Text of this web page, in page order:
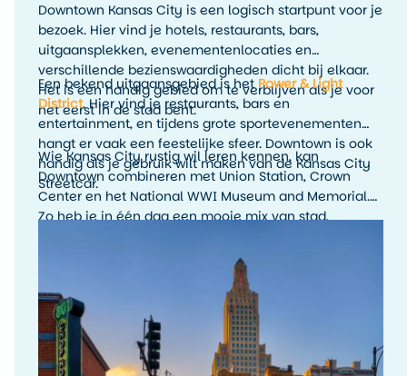
Downtown Kansas City is een logisch startpunt voor je
bezoek. Hier vind je hotels, restaurants, bars,
uitgaansplekken, evenementenlocaties en
verschillende bezienswaardigheden dicht bij elkaar.
Het is een handig gebied om te verblijven als je voor
het eerst in de stad bent.
Een bekend uitgaansgebied is hetPower & Light
District. Hier vind je restaurants, bars en
entertainment, en tijdens grote sportevenementen
hangt er vaak een feestelijke sfeer. Downtown is ook
handig als je gebruik wilt maken van de Kansas City
Streetcar.
Wie Kansas City rustig wil leren kennen, kan
Downtown combineren met Union Station, Crown
Center en het National WWI Museum and Memorial.
Zo heb je in één dag een mooie mix van stad,